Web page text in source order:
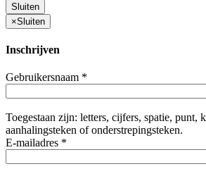
Sluiten
×Sluiten
Inschrijven
Gebruikersnaam *
Toegestaan zijn: letters, cijfers, spatie, punt,
aanhalingsteken of onderstrepingsteken.
E-mailadres *